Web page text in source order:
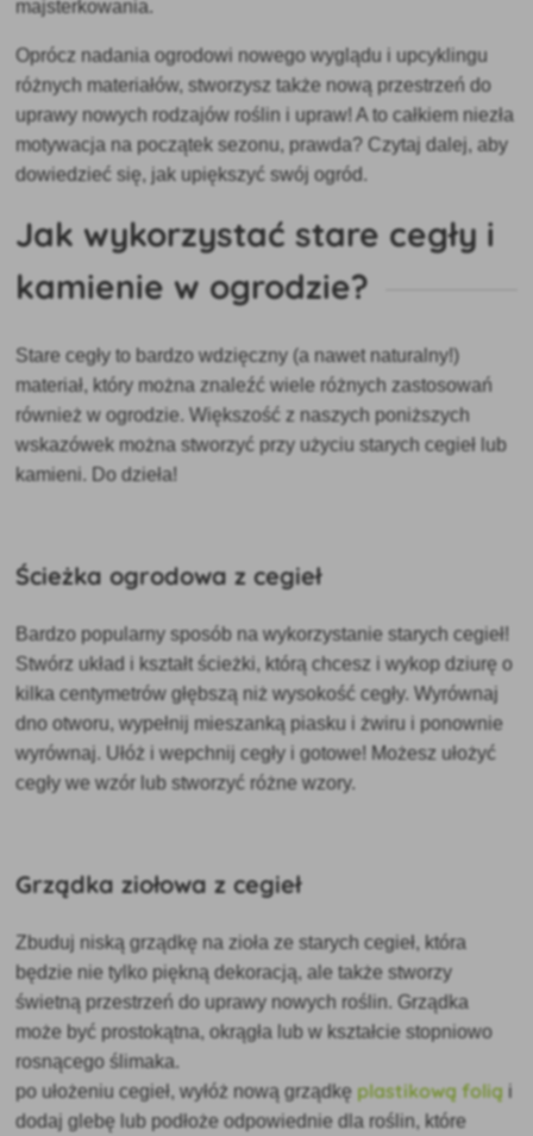
majsterkowania.
Oprócznadania ogrodowi nowego wyglądu i upcyklingu
różnych materiałów, stworzysz także nową przestrzeń do
uprawy nowych rodzajów roślin i upraw! A to całkiem niezła
motywacja na początek sezonu, prawda? Czytaj dalej, aby
dowiedzieć się, jak upiększyć swój ogród.
Jak wykorzystać stare cegły i
kamienie w ogrodzie?
Stare cegły to bardzo wdzięczny (a nawet naturalny!)
materiał, który można znaleźć wiele różnych zastosowań
również w ogrodzie. Większość z naszych poniższych
wskazówek można stworzyć przy użyciu starych cegieł lub
kamieni. Do dzieła!
Ścieżka ogrodowa z cegieł
Bardzopopularny sposób na wykorzystanie starych cegieł!
Stwórz układ i kształt ścieżki, którą chcesz i wykop dziurę o
kilka centymetrów głębszą niż wysokość cegły. Wyrównaj
dno otworu, wypełnij mieszanką piasku i żwiru i ponownie
wyrównaj. Ułóż i wepchnij cegły i gotowe! Możesz ułożyć
cegły we wzór lub stworzyć różne wzory.
Grządka ziołowa z cegieł
Zbudujniską grządkę na zioła ze starych cegieł, która
będzie nie tylkopiękną dekoracją, ale także stworzy
świetną przestrzeń do uprawy nowych roślin. Grządka
może być prostokątna, okrągła lub w kształcie stopniowo
rosnącego ślimaka.
po ułożeniu cegieł, wyłóż nową grządkęplastikową folią i
dodaj glebę lub podłoże odpowiednie dla roślin, które